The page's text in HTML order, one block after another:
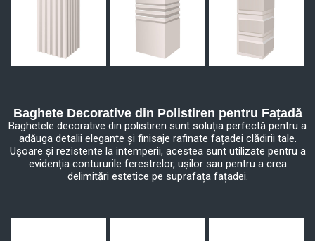
Baghete Decorative din Polistiren pentru Fațadă
Baghetele decorative din polistiren sunt soluția perfectă pentru a
adăuga detalii elegante și finisaje rafinate fațadei clădirii tale.
Ușoare și rezistente la intemperii, acestea sunt utilizate pentru a
evidenția contururile ferestrelor, ușilor sau pentru a crea
delimitări estetice pe suprafața fațadei.